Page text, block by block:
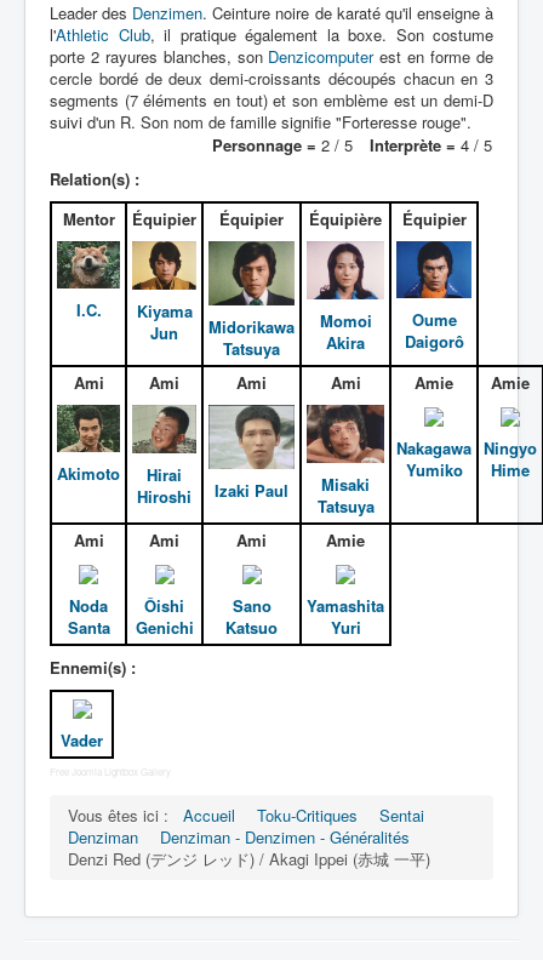
Série
Personnages
Mechas
Lieux
Épisodes
Chronologie
Fanservice
Denzimen
Entourage
Autres
Déguisements
[]
_
Généralités
Membres
Accessoires
Pouvoirs
Leader des Denzimen. Ceinture noire de karaté qu'il enseigne à
l'Athletic Club, il pratique également la boxe. Son costume
porte 2 rayures blanches, son Denzicomputerest en forme de
cercle bordé de deux demi-croissants découpés chacun en 3
segments (7 éléments en tout) et son emblème est un demi-D
suivi d'un R. Son nom de famille signifie "Forteresse rouge".
Personnage = 2 / 5 Interprète = 4 / 5
Relation(s) :
Mentor
I.C.
Équipier
Kiyama
Jun
Équipier
Midorikawa
Tatsuya
Équipière
Momoi
Akira
Équipier
Oume
Daigorô
Ami
Akimoto
Ami
Hirai
Hiroshi
Ami
Izaki Paul
Ami
Misaki
Tatsuya
Amie
Nakagawa
Yumiko
Amie
Ningyo
Hime
Ami
Noda
Santa
Ami
Ôishi
Genichi
Ami
Sano
Katsuo
Amie
Yamashita
Yuri
Ennemi(s) :
Vader
Free Joomla Lightbox Gallery
Vous êtes ici : Accueil Toku-Critiques
Sentai
Denziman
Denziman - Denzimen - Généralités
Denzi Red (デンジ レッド) / Akagi Ippei (赤城 一平)